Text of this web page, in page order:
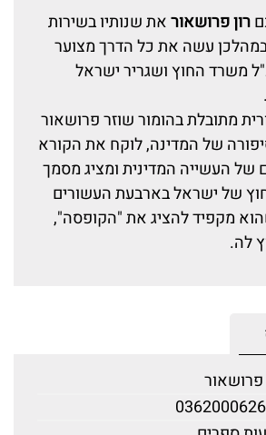
רון פרושאוראת שנותיו בשירות
עשה את כל הדרך מצוער
משרד החוץ ושגריר ישראל
מתובלת בהומור שוזר פרושאור
של המדינה, לוקח את הקורא
של העשייה המדינית ומציג מסמך
של ישראל בארבעת העשורים
מקפיד להציג את "הקופסה",
לה.
פרושאור